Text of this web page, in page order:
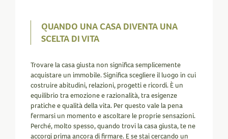
QUANDO UNA CASA DIVENTA UNA
SCELTA DI VITA
Trovare la casa giusta non significa semplicemente
acquistare un immobile. Significa scegliere il luogo in cui
costruire abitudini, relazioni, progetti e ricordi. È un
equilibrio tra emozione e razionalità, tra esigenze
pratiche e qualità della vita. Per questo vale la pena
fermarsi un momento e ascoltare le proprie sensazioni.
Perché, molto spesso, quando trovi la casa giusta, te ne
accorgi prima ancora di firmare. E se stai cercando un